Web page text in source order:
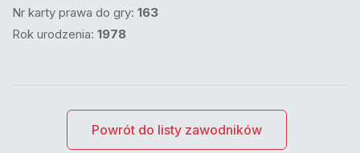
Nr karty prawa do gry: 163
Rok urodzenia: 1978
Powrót do listy zawodników